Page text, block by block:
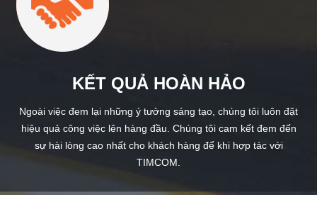
KẾT QUẢ HOÀN HẢO
Ngoài việc đem lại những ý tưởng sáng tạo, chúng tôi luôn đặt
hiệu quả công việc lên hàng đầu. Chúng tôi cam kết đem đến
sự hài lòng cao nhất cho khách hàng để khi hợp tác với
TIMCOM.